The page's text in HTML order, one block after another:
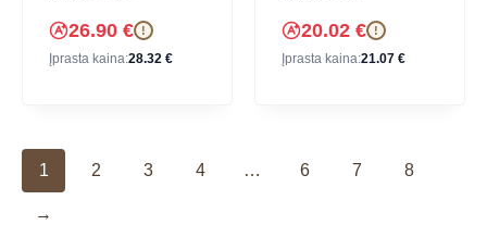
26.90 € !
Įprasta kaina:28.32 €
20.02 € !
Įprasta kaina:21.07 €
1 2 3 4 … 6 7 8
→